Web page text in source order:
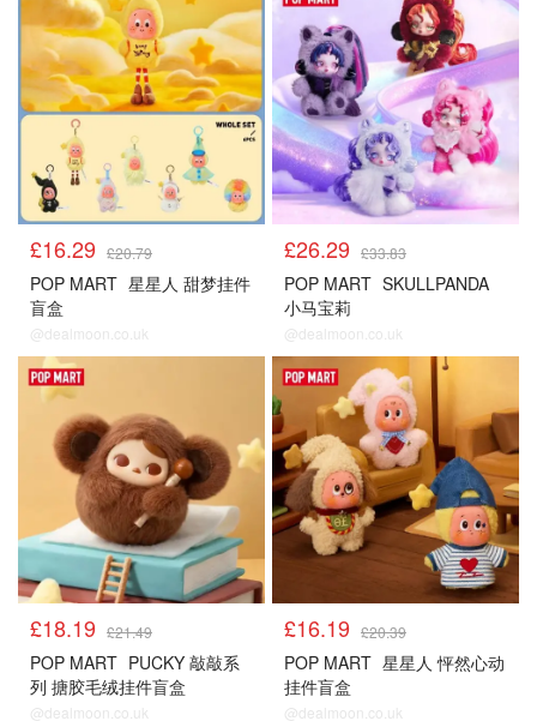
£16.29 £20.79
POP MART 星星人 甜梦挂件
盲盒
@dealmoon.co.uk
£26.29 £33.83
POP MART SKULLPANDA
小马宝莉
@dealmoon.co.uk
£18.19 £21.49
POP MART PUCKY 敲敲系
列 搪胶毛绒挂件盲盒
@dealmoon.co.uk
£16.19 £20.39
POP MART 星星人 怦然心动
挂件盲盒
@dealmoon.co.uk